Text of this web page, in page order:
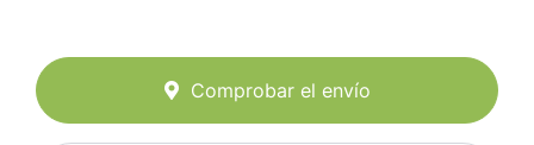
Comprobar el envío